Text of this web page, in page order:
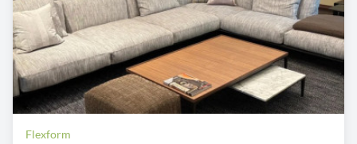
Flexform